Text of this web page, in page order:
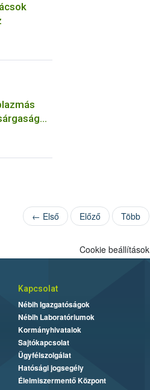
(FD)
← Első Előző Több
Cookie beállítások
Kapcsolat
Nébih Igazgatóságok
Nébih Laboratóriumok
Kormányhivatalok
Sajtókapcsolat
Ügyfélszolgálat
Hatósági jogsegély
Élelmiszermentő Központ